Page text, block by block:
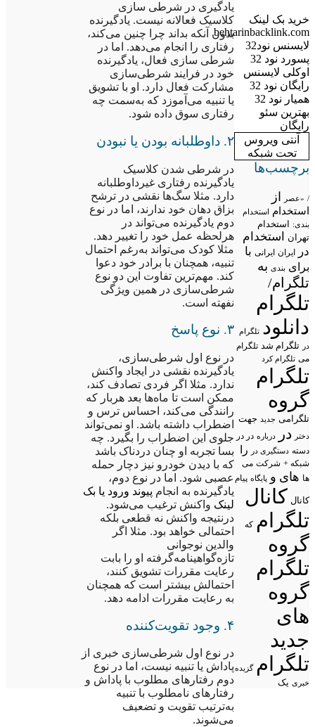
خرید بک لینک
behtarinbacklink.com
لایسنس نود32
پسورد نود 32
اوکلی لایسنس
رایگان نود 32
همیار نود 32
بهترین سئو
رایگان
آنتی ویروس
تحت شبکه
یادگیری در شرطی سازی
کلاسیک فعالانه نیست. یادگیرنده
بدون آنکه بداند چرا چنین می‌کند،
رفتاری را انجام می‌دهد. اما در
شرطی سازی فعال، یادگیرنده
خود در فرایند شرطی‌سازی
مشارکت فعال دارد. او با تشویق
یا تنبیه می‌آموزد که به‌سمت چه
رفتاری سوق داده شود.
۲. داوطلبانه بودن یا نبودن
در شرطی شدن کلاسیک
یادگیرنده رفتاری غیرداوطلبانه
دارد. مثلا سگ‌ها نقشی در ترشح
بزاق دهان خود ندارند، اما در نوع
دوم یادگیرنده می‌تواند در
هرلحظه عمل خود را تغییر دهد.
مثلا کودک می‌تواند به‌رغم احتمال
تنبیه، همچنان با برادر خود دعوا
کند. مهم‌ترین تفاوت این دو نوع
شرطی‌سازی در همین ویژگی
نفهته است.
۳. نوع پاسخ
در نوع اول شرطی‌سازی،
یادگیرنده نقشی در ایجاد واکنش
ندارد. مثلا اگر فردی تصادف کند،
ممکن است تا ماه‌ها بعد هربار که
رانندگی می‌کند، احساس ترس و
اضطراب داشته باشد. او نمی‌تواند
جلوی این اضطراب را بگیرد. چه
بسا تجربه او چنان دردناک باشد
که با دیدن خودرو نیز دچار حمله
عصبی شود. اما در نوع دوم،
یادگیرنده به انجام پیوند ورود یا بک
لینک واکنش ترغیب می‌شود.
درنتیجه واکنش نه قطعی بلکه
احتمالی خواهد بود. مثلا اگر
والدین نوجوانی
تازه‌گواهینامه‌گرفته او را بابت
رعایت مقررات تشویق کنند،
احتمالش بیشتر است که همچنان
به رعایت مقررات ادامه دهد.
۴. وجود تقویت‌کننده
در نوع اول شرطی‌سازی خبری از
پاداش یا تنبیه نیست، اما در نوع
دوم رفتارهای مطلوب با پاداش و
رفتارهای نامطلوب با تنبیه
به‌ترتیب تقویت و تضعیف
می‌شوند.
برچسب‌ها
/ «عصر از
استخدام استخدام
بندی: استخدام
تهران
استخدام
در
ایران ایرانی با
برای بندی به
تلگرام/
تلگرام
دانلود تلگرام
در تلگرام شد تلگرام
می تلگرام کرد
تلگرام
گروه
تلگرامی جدید جهت
دختر در درباره در در
دسته دستگیری در را
شبکه + شرکت می
ها های و پایگاه پیام
کانال کانال
تلگرام که
گروه
تلگرام
گروه
های
جدید
تلگرام گزیده
خبری یک